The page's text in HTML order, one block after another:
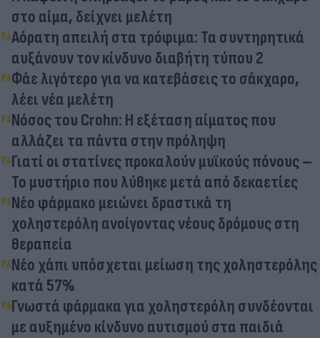
στο αίμα, δείχνει μελέτη
Αόρατη απειλή στα τρόφιμα: Τα συντηρητικά
αυξάνουν τον κίνδυνο διαβήτη τύπου 2
Φάε λιγότερο για να κατεβάσεις το σάκχαρο,
λέει νέα μελέτη
Νόσος του Crohn: Η εξέταση αίματος που
αλλάζει τα πάντα στην πρόληψη
Γιατί οι στατίνες προκαλούν μυϊκούς πόνους –
Το μυστήριο που λύθηκε μετά από δεκαετίες
Νέο φάρμακο μειώνει δραστικά τη
χοληστερόλη ανοίγοντας νέους δρόμους στη
θεραπεία
Νέο χάπι υπόσχεται μείωση της χοληστερόλης
κατά 57%
Γνωστά φάρμακα για χοληστερόλη συνδέονται
με αυξημένο κίνδυνο αυτισμού στα παιδιά